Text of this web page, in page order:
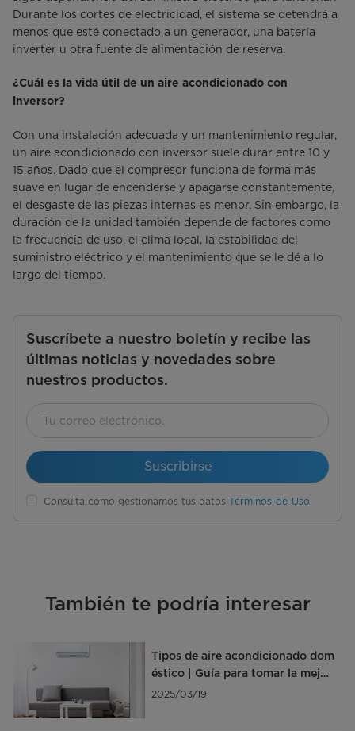
Durante los cortes de electricidad, el sistema se detendrá a
menos que esté conectado a un generador, una batería
inverter u otra fuente de alimentación de reserva.
¿Cuál es la vida útil de un aire acondicionado con
inversor?
Con una instalación adecuada y un mantenimiento regular,
un aire acondicionado con inversor suele durar entre 10 y
15 años. Dado que el compresor funciona de forma más
suave en lugar de encenderse y apagarse constantemente,
el desgaste de las piezas internas es menor. Sin embargo, la
duración de la unidad también depende de factores como
la frecuencia de uso, el clima local, la estabilidad del
suministro eléctrico y el mantenimiento que se le dé a lo
largo del tiempo.
Suscríbete a nuestro boletín y recibe las
últimas noticias y novedades sobre
nuestros productos.
Suscribirse
Consulta cómo gestionamos tus datos Términos-de-Uso
También te podría interesar
Tipos de aire acondicionado dom
éstico | Guía para tomar la mejor
decisión
2025/03/19